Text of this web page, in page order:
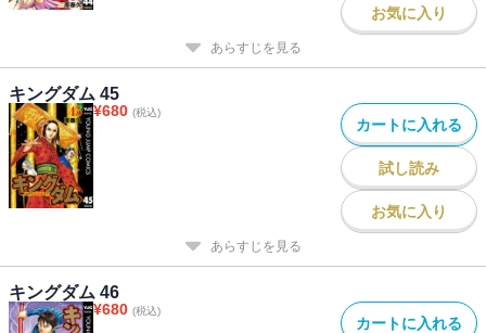
お気に入り
あらすじを見る
キングダム 45
¥680 (税込)
カートに入れる
試し読み
お気に入り
あらすじを見る
キングダム 46
¥680 (税込)
カートに入れる